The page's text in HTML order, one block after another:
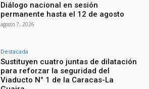
Diálogo nacional en sesión
permanente hasta el 12 de agosto
agosto 7, 2026
Destacada
Sustituyen cuatro juntas de dilatación
para reforzar la seguridad del
Viaducto N° 1 de la Caracas-La